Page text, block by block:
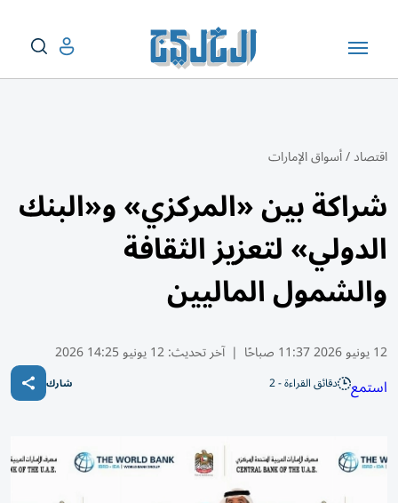
اقتصاد/أسواق الإمارات
شراكة بين «المركزي» و«البنك
الدولي» لتعزيز الثقافة
والشمول الماليين
12 يونيو 2026 11:37 صباحًا | آخر تحديث:12 يونيو 14:25 2026
استمع دقائق القراءة - 2 شارك